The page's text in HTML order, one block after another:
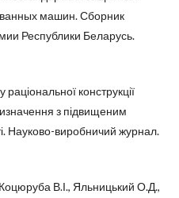
машин. Сборник
Республики Беларусь.
конструкції
з підвищеним
Науково-виробничий журнал.
В.І., Яльницький О.Д.,